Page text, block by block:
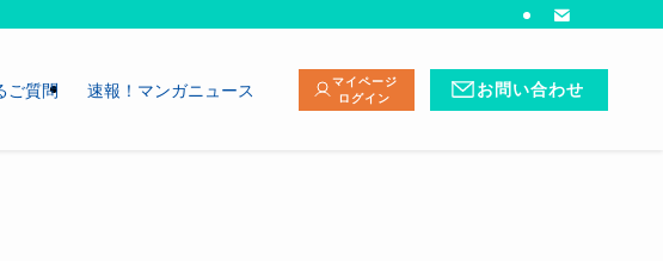
ご質問 速報！マンガニュース
マイページ
ログイン
お問い合わせ